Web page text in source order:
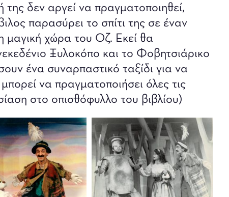
της δεν αργεί να πραγματοποιηθεί,
παρασύρει το σπίτι της σε έναν
μαγική χώρα του Οζ. Εκεί θα
Ξυλοκόπο και το Φοβητσιάρικο
ένα συναρπαστικό ταξίδι για να
να πραγματοποιήσει όλες τις
στο οπισθόφυλλο του βιβλίου)